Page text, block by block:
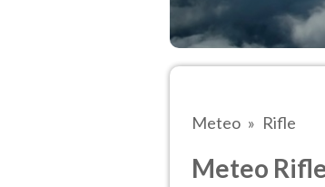
Meteo Rifle
Meteo